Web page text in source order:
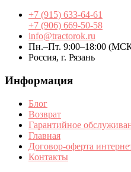
+7 (915) 633-64-61
+7 (906) 669-50-58
info@tractorok.ru
Пн.–Пт. 9:00–18:00
Россия, г. Рязань
Информация
Блог
Возврат
Гарантийное
Главная
Договор-оферта
Контакты